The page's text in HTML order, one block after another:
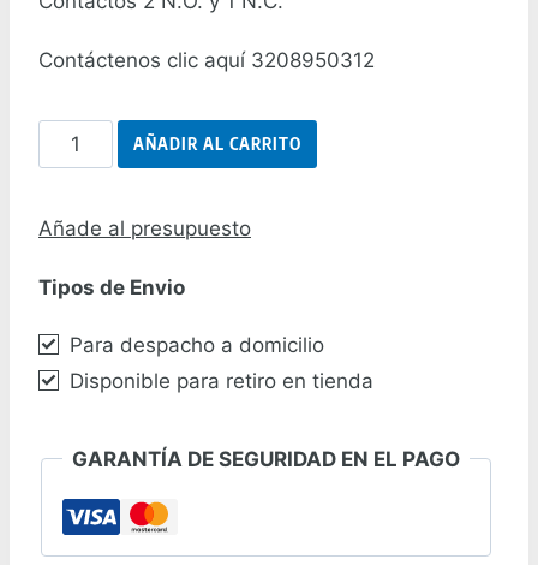
Contáctenos clic aquí 3208950312
Estación
De
3
cantidad
AÑADIR AL CARRITO
Añade al presupuesto
Tipos de Envio
Para despacho a domicilio
Disponible para retiro en tienda
GARANTÍA DE SEGURIDAD EN EL PAGO